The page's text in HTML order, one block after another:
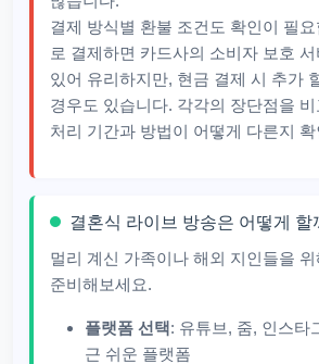
결제 방식별 환불 조건도 확인이 필
로 결제하면 카드사의 소비자 보호
있어 유리하지만, 현금 결제 시 추가
경우도 있습니다. 각각의 장단점을
처리 기간과 방법이 어떻게 다른지
결혼식 라이브 방송은 어떻게 할
멀리 계신 가족이나 해외 지인들을
준비해보세요.
플랫폼 선택 : 유튜브, 줌, 인스타
근 쉬운 플랫폼